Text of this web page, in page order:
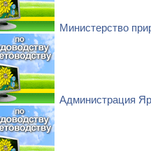
Министерство
Администрация